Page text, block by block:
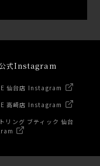
式Instagram
仙台店 Instagram
高崎店 Instagram
リング ブティック 仙台